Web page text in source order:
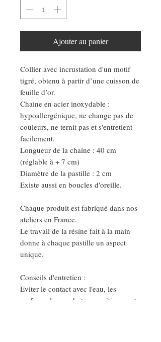
Ajouter au panier
Collier avec incrustation d'un motif
tigré, obtenu à partir d’une cuisson de
feuille d’or.
Chaine en acier inoxydable :
hypoallergénique, ne change pas de
couleurs, ne ternit pas et s'entretient
facilement.
Longueur de la chaine : 40 cm
(réglable à + 7 cm)
Diamètre de la pastille : 2 cm
Existe aussi en boucles d'oreille.
Chaque produit est fabriqué dans nos
ateliers en France.
Le travail de la résine fait à la main
donne à chaque pastille un aspect
unique.
Conseils d'entretien :
Eviter le contact avec l'eau, les
parfums, les produits cosmétiques, et